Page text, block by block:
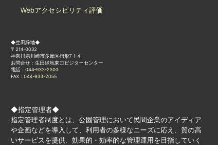
Webアクセシビリティ評価
◆生田緑地◆
〒214-0032
神奈川県川崎市多摩区枡形7-1-4
お問合せ：生田緑地東口ビジターセンター
電話：044-933-2300
FAX：044-933-2055
◆指定管理者◆
指定管理者制度とは、公園管理において民間企業のアイディア
や企画などを導入して、利用者の多様なニーズに応え、質の高
いサービスを提供、効果的・効率的な管理運用を目指していく